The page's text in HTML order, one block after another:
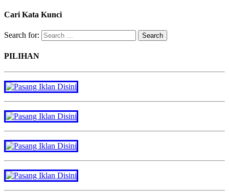
Cari Kata Kunci
Search for:
PILIHAN